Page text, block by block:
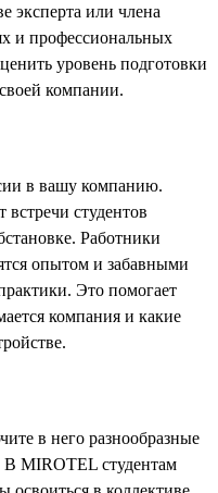
эксперта или члена
и профессиональных
уровень подготовки
компании.
в вашу компанию.
студентов
Работники
опытом и забавными
Это помогает
компания и какие
в него разнообразные
В MIROTEL студентам